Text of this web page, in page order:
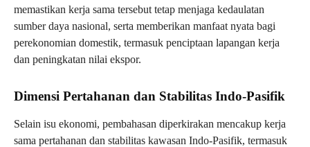
memastikan kerja sama tersebut tetap menjaga kedaulatan
sumber daya nasional, serta memberikan manfaat nyata bagi
perekonomian domestik, termasuk penciptaan lapangan kerja
dan peningkatan nilai ekspor.
Dimensi Pertahanan dan Stabilitas Indo-Pasifik
Selain isu ekonomi, pembahasan diperkirakan mencakup kerja
sama pertahanan dan stabilitas kawasan Indo-Pasifik, termasuk